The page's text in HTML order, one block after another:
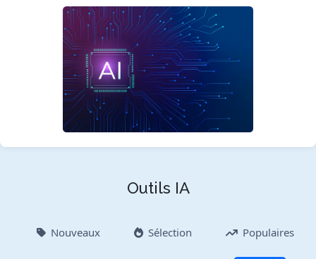
Outils IA
Nouveaux Sélection Populaires